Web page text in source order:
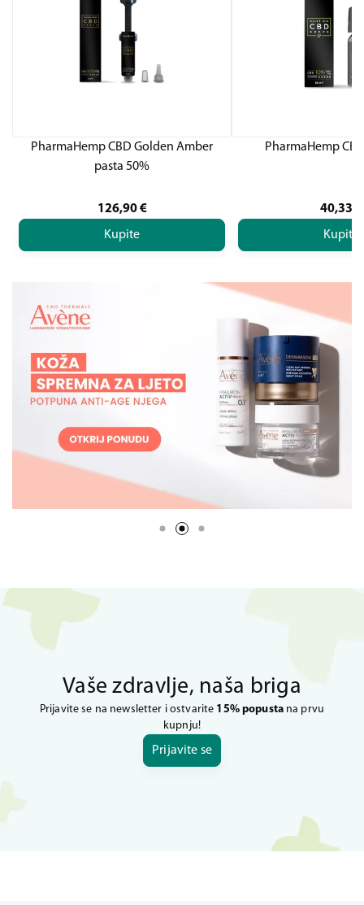
PharmaHemp CBD Golden Amber
pasta 50%
126,90 €
Kupite
PharmaHemp
40,33
Kupite
Vaše zdravlje, naša briga
Prijavite se na newsletter i ostvarite 15% popustana prvu
kupnju!
Prijavite se